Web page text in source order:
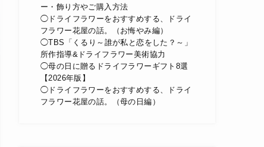
ー・飾り方やご購入方法
◯ドライフラワーをおすすめする、ドライ
フラワー花屋の話。（お悔やみ編）
◯TBS「くるり～誰が私と恋をした？～」
所作指導&ドライフラワー美術協力
◯母の日に贈るドライフラワーギフト8選
【2026年版】
◯ドライフラワーをおすすめする、ドライ
フラワー花屋の話。（母の日編）